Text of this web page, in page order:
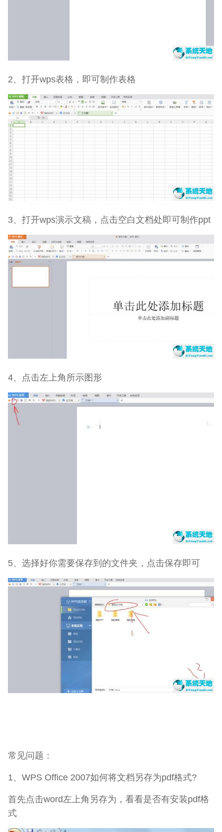
2、打开wps表格，即可制作表格
3、打开wps演示文稿，点击空白文档处即可制作ppt
4、点击左上角所示图形
5、选择好你需要保存到的文件夹，点击保存即可
常见问题：
1、WPS Office 2007如何将文档另存为pdf格式?
首先点击word左上角另存为，看看是否有安装pdf格
式